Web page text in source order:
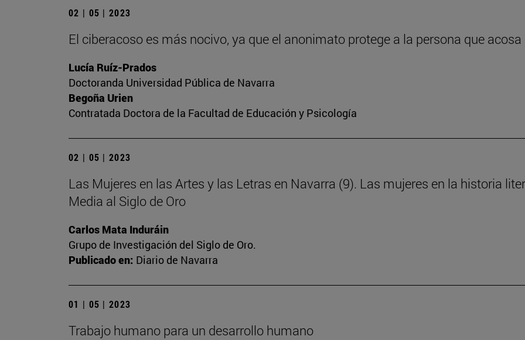
02 | 05 | 2023
El ciberacoso es más nocivo, ya que el anonimato protege a la persona que acosa
Lucía Ruíz-Prados
Doctoranda Universidad Pública de Navarra
Begoña Urien
Contratada Doctora de la Facultad de Educación y Psicología
02 | 05 | 2023
Las Mujeres en las Artes y las Letras en Navarra (9). Las mujeres en la historia
Media al Siglo de Oro
Carlos Mata Induráin
Grupo de Investigación del Siglo de Oro.
Publicado en: Diario de Navarra
01 | 05 | 2023
Trabajo humano para un desarrollo humano